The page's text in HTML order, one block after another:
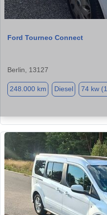
Ford Tourneo Connect
Berlin, 13127
248.000 km Diesel 74 kw